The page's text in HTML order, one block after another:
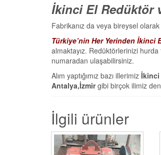
İkinci El Redüktör
Fabrikanız da veya bireysel
Türkiye’nin Her Yerinden İkinci
almaktayız. Redüktörlerinizi
numaradan ulaşabilirsiniz.
Alım yaptığımız bazı illerimiz İkinci
Antalya,İzmirgibi birçok ilimiz den
İlgili ürünler